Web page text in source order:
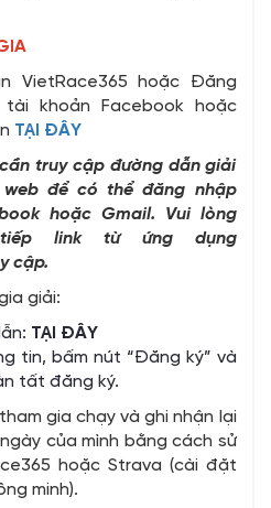
VietRace365 hoặc Đăng
khoản Facebook hoặc
TẠI ĐÂY
truy cập đường dẫn giải
để có thể đăng nhập
hoặc Gmail. Vui lòng
link từ ứng dụng
cập.
giải:
: TẠI ĐÂY
tin, bấm nút “Đăng ký” và
tất đăng ký.
gia chạy và ghi nhận lại
của mình bằng cách sử
hoặc Strava (cài đặt
minh).